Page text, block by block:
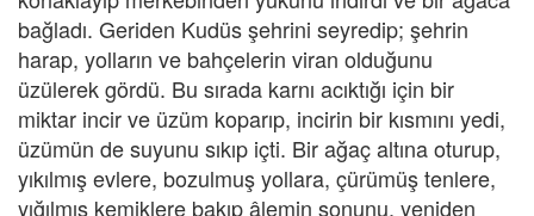
bağladı. Geriden Kudüs şehrini seyredip; şehrin
harap, yolların ve bahçelerin viran olduğunu
üzülerek gördü. Bu sırada karnı acıktığı için bir
miktar incir ve üzüm koparıp, incirin bir kısmını yedi,
üzümün de suyunu sıkıp içti. Bir ağaç altına oturup,
yıkılmış evlere, bozulmuş yollara, çürümüş tenlere,
yığılmış kemiklere bakıp âlemin sonunu, yeniden